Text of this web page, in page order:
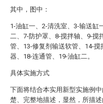
其中，图中：
1-油缸一、2-清洗室、3-输送缸
二、7-防护罩、8-搅拌轴、9-搅
管、13-修复剂输送软管、14-
器、18-连通管、19-油缸二。
具体实施方式
下面将结合本实用新型实施例
楚、完整地描述，显然，所描